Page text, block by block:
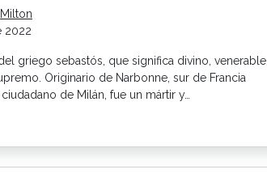
Milton
2022
griego sebastós, que significa divino, venerable,
Originario de Narbonne, sur de Francia
de Milán, fue un mártir y…